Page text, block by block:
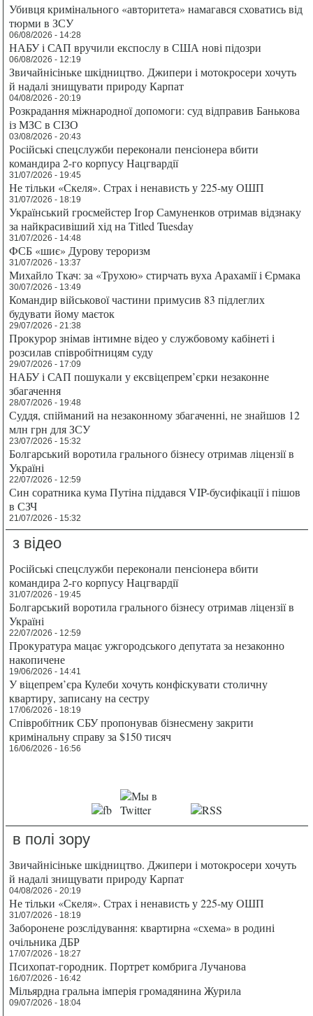
Убивця кримінального «авторитета» намагався сховатись від
тюрми в ЗСУ
06/08/2026 - 14:28
НАБУ і САП вручили експослу в США нові підозри
06/08/2026 - 12:19
Звичайнісіньке шкідництво. Джипери і мотокросери хочуть
й надалі знищувати природу Карпат
04/08/2026 - 20:19
Розкрадання міжнародної допомоги: суд відправив Банькова
із МЗС в СІЗО
03/08/2026 - 20:43
Російські спецслужби переконали пенсіонера вбити
командира 2-го корпусу Нацгвардії
31/07/2026 - 19:45
Не тільки «Скеля». Страх і ненависть у 225-му ОШП
31/07/2026 - 18:19
Український гросмейстер Ігор Самуненков отримав відзнаку
за найкрасивіший хід на Titled Tuesday
31/07/2026 - 14:48
ФСБ «шиє» Дурову тероризм
31/07/2026 - 13:37
Михайло Ткач: за «Трухою» стирчать вуха Арахамії і Єрмака
30/07/2026 - 13:49
Командир військової частини примусив 83 підлеглих
будувати йому маєток
29/07/2026 - 21:38
Прокурор знімав інтимне відео у службовому кабінеті і
розсилав співробітницям суду
29/07/2026 - 17:09
НАБУ і САП пошукали у ексвіцепрем’єрки незаконне
збагачення
28/07/2026 - 19:48
Суддя, спійманий на незаконному збагаченні, не знайшов 12
млн грн для ЗСУ
23/07/2026 - 15:32
Болгарський воротила грального бізнесу отримав ліцензії в
Україні
22/07/2026 - 12:59
Син соратника кума Путіна піддався VIP-бусифікації і пішов
в СЗЧ
21/07/2026 - 15:32
з відео
Російські спецслужби переконали пенсіонера вбити
командира 2-го корпусу Нацгвардії
31/07/2026 - 19:45
Болгарський воротила грального бізнесу отримав ліцензії в
Україні
22/07/2026 - 12:59
Прокуратура мацає ужгородського депутата за незаконно
накопичене
19/06/2026 - 14:41
У віцепрем’єра Кулеби хочуть конфіскувати столичну
квартиру, записану на сестру
17/06/2026 - 18:19
Співробітник СБУ пропонував бізнесмену закрити
кримінальну справу за $150 тисяч
16/06/2026 - 16:56
в полі зору
Звичайнісіньке шкідництво. Джипери і мотокросери хочуть
й надалі знищувати природу Карпат
04/08/2026 - 20:19
Не тільки «Скеля». Страх і ненависть у 225-му ОШП
31/07/2026 - 18:19
Заборонене розслідування: квартирна «схема» в родині
очільника ДБР
17/07/2026 - 18:27
Психопат-городник. Портрет комбрига Лучанова
16/07/2026 - 16:42
Мільярдна гральна імперія громадянина Журила
09/07/2026 - 18:04